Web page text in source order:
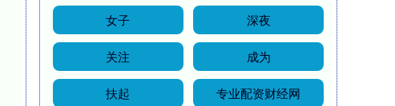
女子 深夜
关注 成为
扶起 专业配资财经网